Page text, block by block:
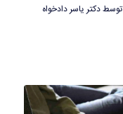
توسطدکتر یاسر دادخواه